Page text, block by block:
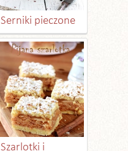
Serniki pieczone
Szarlotki i